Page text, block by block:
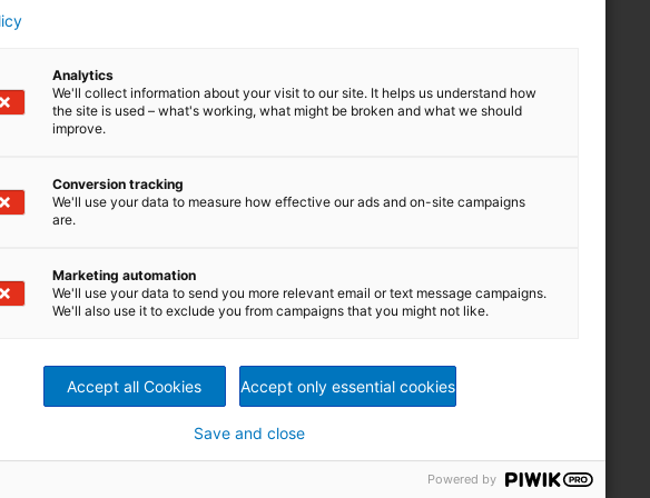
Frankreich, ist für Besucher geöffnet. Innovations- und
zum bevorzugten Partner bei der Suche nach
im Interesse der Produktivität und einer hochwertigen,
Entwicklungsarbeit die Geheimhaltung eine
immer ein Höchstmaß an Vertraulichkeit.
ein breites Portfolio an innovativen Anlagen,
Lösungen für verschiedenste Industrien und
– Pulp & Paper, Metals, Hydro und Separation – zählt
globale Präsenz sowie Nachhaltigkeit sind die
Wachstum ausgerichteten Unternehmensstrategie.
und über 280 Standorte in mehr als 40 Ländern.
Automatisierungs- und Servicelösungen für die
und Karton. Die Technologien und Dienstleistungen
Rohstoffen, die Steigerung der Produktionseffizienz,
innovative Dekarbonisierungsstrategien und den
gehören auch Kessel für die Energieerzeugung,
Technologien und Faserplatten-Produktionssysteme
für zahlreiche Abfälle. Neueste IIoT-Technologien im
das umfassende Produktangebot.
Analytics
We'll collect information about your visit to our site. It helps us understand how
the site is used – what's working, what might be broken and what we should
improve.
Conversion tracking
We'll use your data to measure how effective our ads and on-site campaigns
are.
Marketing automation
We'll use your data to send you more relevant email or text message campaigns.
We'll also use it to exclude you from campaigns that you might not like.
Accept all Cookies Accept only essential cookies
Save and close
Powered by